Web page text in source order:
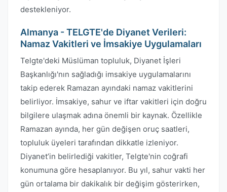
destekleniyor.
Almanya - TELGTE'de Diyanet Verileri:
Namaz Vakitleri ve İmsakiye Uygulamaları
Telgte'deki Müslüman topluluk, Diyanet İşleri
Başkanlığı'nın sağladığı imsakiye uygulamalarını
takip ederek Ramazan ayındaki namaz vakitlerini
belirliyor. İmsakiye, sahur ve iftar vakitleri için doğru
bilgilere ulaşmak adına önemli bir kaynak. Özellikle
Ramazan ayında, her gün değişen oruç saatleri,
topluluk üyeleri tarafından dikkatle izleniyor.
Diyanet’in belirlediği vakitler, Telgte'nin coğrafi
konumuna göre hesaplanıyor. Bu yıl, sahur vakti her
gün ortalama bir dakikalık bir değişim gösterirken,